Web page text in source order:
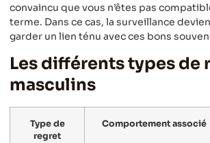
convaincu que vous n’êtes pas
terme. Dans ce cas, la surveillance
garder un lien ténu avec ces bons
Les différents types de
masculins
Type de
regret
Comportement associé